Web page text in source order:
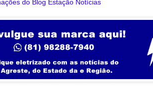
do Blog Estação Notícias